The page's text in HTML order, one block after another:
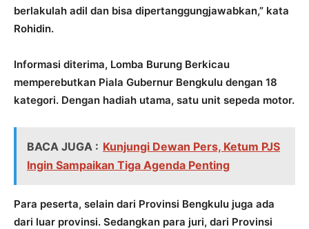
berlakulah adil dan bisa dipertanggungjawabkan,” kata
Rohidin.
Informasi diterima, Lomba Burung Berkicau
memperebutkan Piala Gubernur Bengkulu dengan 18
kategori. Dengan hadiah utama, satu unit sepeda motor.
BACA JUGA : Kunjungi Dewan Pers, Ketum PJS
Ingin Sampaikan Tiga Agenda Penting
Para peserta, selain dari Provinsi Bengkulu juga ada
dari luar provinsi. Sedangkan para juri, dari Provinsi